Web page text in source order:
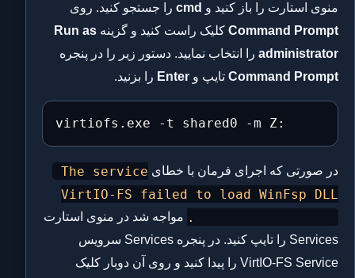
منوی استارت را باز کنید و cmd را جستجو کنید. روی
Command Prompt کلیک راست کنید و گزینه Run as
administrator را انتخاب نمایید. دستور زیر را در پنجره
Command Prompt تایپ و Enter را بزنید.
virtiofs.exe -t shared0 -m Z:
در صورتی که اجرای فرمان با خطای The service
VirtIO-FS failed to load WinFsp DLL
مواجه شد در منوی استارت
Services را تایپ کنید. در پنجره Services سرویس
VirtIO-FS Service را پیدا کنید و روی آن دوبار کلیک